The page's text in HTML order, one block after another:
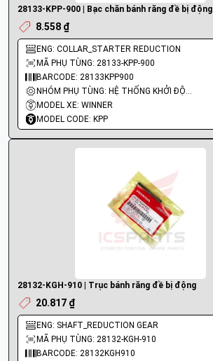
28133-KPP-900 | Bạc chăn bánh răng đề bị động
8.558 ₫
ENG: COLLAR_STARTER REDUCTION
MÃ PHỤ TÙNG: 28133-KPP-900
BARCODE: 28133KPP900
NHÓM PHỤ TÙNG: HỆ THỐNG KHỞI ĐỘNG - ĐỀ
MODEL XE: WINNER
MODEL CODE: KPP
28132-KGH-910 | Trục bánh răng đề bị động
20.817 ₫
ENG: SHAFT_REDUCTION GEAR
MÃ PHỤ TÙNG: 28132-KGH-910
BARCODE: 28132KGH910